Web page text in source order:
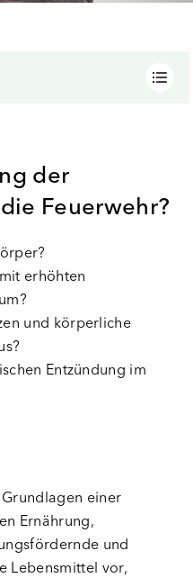
der
Feuerwehr?
erhöhten
und körperliche
Entzündung im
einer
Ernährung,
und
Lebensmittel vor,